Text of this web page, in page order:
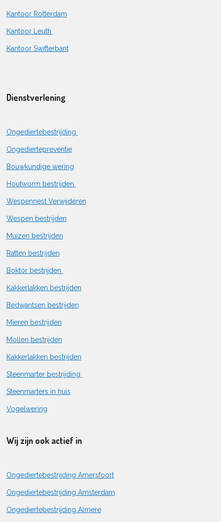
Kantoor Rotterdam
Kantoor Leuth
Kantoor Swifterbant
Dienstverlening
Ongediertebestrijding
Ongediertepreventie
Bouwkundige wering
Houtworm bestrijden
Wespennest Verwijderen
Wespen bestrijden
Muizen bestrijden
Ratten bestrijden
Boktor bestrijden
Kakkerlakken bestrijden
Bedwantsen bestrijden
Mieren bestrijden
Mollen bestrijden
Kakkerlakken bestrijden
Steenmarter bestrijding
Steenmarters in huis
Vogelwering
Wij zijn ook actief in
Ongediertebestrijding Amersfoort
Ongediertebestrijding Amsterdam
Ongediertebestrijding Almere